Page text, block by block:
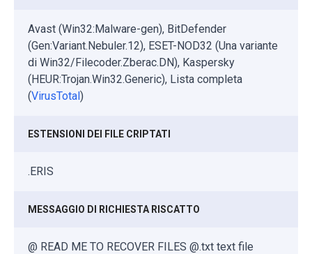
Avast (Win32:Malware-gen), BitDefender
(Gen:Variant.Nebuler.12), ESET-NOD32 (Una variante
di Win32/Filecoder.Zberac.DN), Kaspersky
(HEUR:Trojan.Win32.Generic), Lista completa
(VirusTotal)
ESTENSIONI DEI FILE CRIPTATI
.ERIS
MESSAGGIO DI RICHIESTA RISCATTO
@ READ ME TO RECOVER FILES @.txt text file